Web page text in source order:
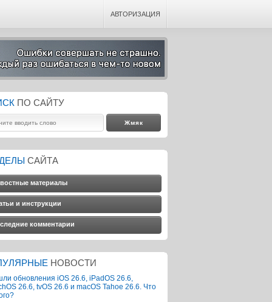
АВТОРИЗАЦИЯ
ПО САЙТУ
САЙТА
материалы
и инструкции
комментарии
НОВОСТИ
обновления iOS 26.6, iPadOS 26.6,
26.6, tvOS 26.6 и macOS Tahoe 26.6. Что